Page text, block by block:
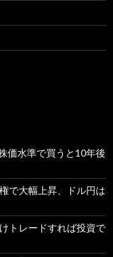
価水準で買うと10年後
で大幅上昇、ドル円は
トレードすれば投資で